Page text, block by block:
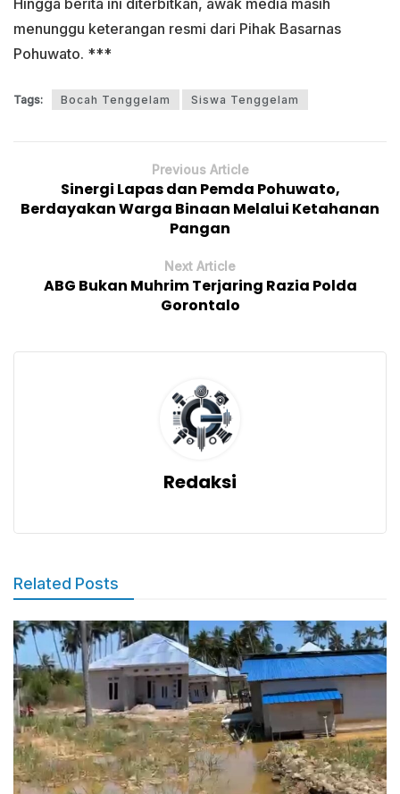
Hingga berita ini diterbitkan, awak media masih
menunggu keterangan resmi dari Pihak Basarnas
Pohuwato. ***
Tags: Bocah Tenggelam Siswa Tenggelam
Previous Article
Sinergi Lapas dan Pemda Pohuwato,
Berdayakan Warga Binaan Melalui Ketahanan
Pangan
Next Article
ABG Bukan Muhrim Terjaring Razia Polda
Gorontalo
Redaksi
Related Posts